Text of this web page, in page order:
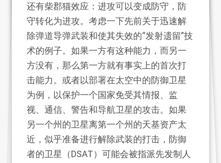
还有柴郡猫效应：进攻可以变成防守，防
守转化为进攻。考虑一下先前关于迅速解
除弹道导弹武装和使其失效的“发射遗留”技
术的例子。如果一方有这种能力，而另一
方没有，那么第一方就有事实上的首次打
击能力。或者以部署在太空中的防御卫星
为例，以保护一个国家免受其情报、监
视、通信、警告和导航卫星的攻击。如果
另一个州的卫星离第一个州的天基资产太
近，似乎准备进行解除武装的打击，防御
者的卫星（DSAT）可能会被指派先发制人